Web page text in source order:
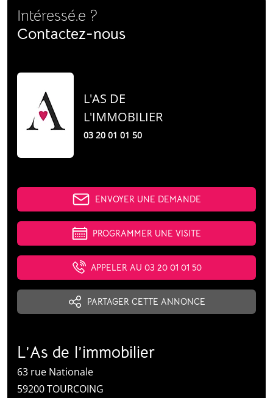
Intéressé.e ?
Contactez-nous
L'AS DE
L'IMMOBILIER
03 20 01 01 50
ENVOYER UNE DEMANDE
PROGRAMMER UNE VISITE
APPELER AU 03 20 01 01 50
PARTAGER CETTE ANNONCE
L’As de l’immobilier
63 rue Nationale
59200 TOURCOING